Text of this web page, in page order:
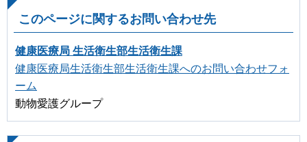
このページに関するお問い合わせ先
健康医療局 生活衛生部生活衛生課
健康医療局生活衛生部生活衛生課へのお問い合わせフォ
ーム
動物愛護グループ